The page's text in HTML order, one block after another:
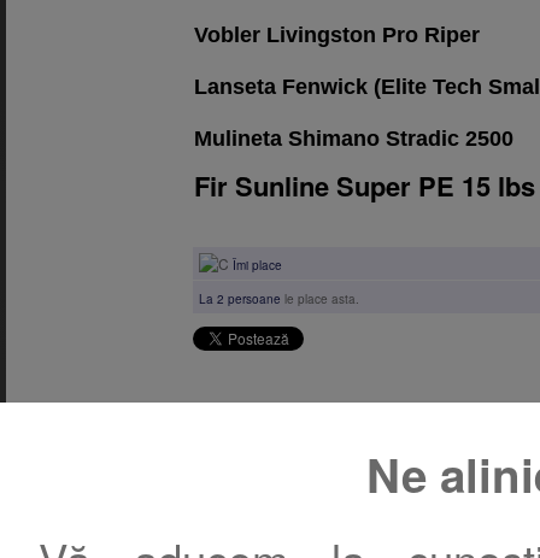
Ne
Vobler Livingston Pro Riper
Lanseta Fenwick (Elite Tech
Mulineta Shimano Stradic 2500
Fir Sunline Super PE 15
Îmi place
La 2 persoane le place asta.
Momentan nu există comentarii.